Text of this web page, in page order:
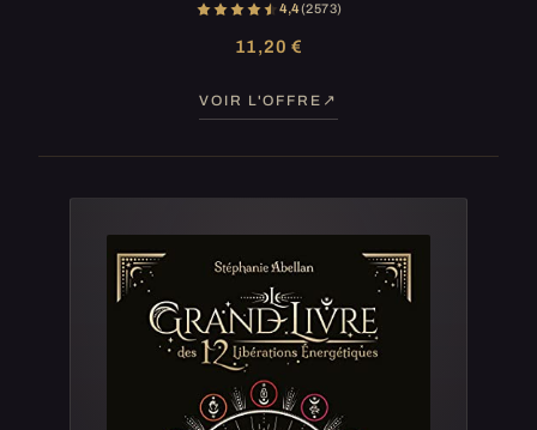
4,4(2 573)
11,20 €
VOIR L'OFFRE